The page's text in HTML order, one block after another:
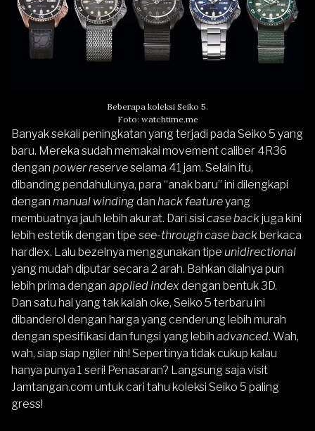
Beberapa koleksi Seiko 5.
Foto: watchtime.me
Banyak sekali peningkatan yang terjadi pada Seiko 5 yang
baru. Mereka sudah memakai movement caliber 4R36
dengan power reserveselama 41 jam. Selain itu,
dibanding pendahulunya, para “anak baru” ini dilengkapi
dengan manual windingdan hack featureyang
membuatnya jauh lebih akurat. Dari sisi case backjuga kini
lebih estetik dengan tipe see-through case backberkaca
hardlex. Lalu bezelnya menggunakan tipe unidirectional
yang mudah diputar secara 2 arah. Bahkan dialnya pun
lebih prima dengan applied indexdengan bentuk 3D.
Dan satu hal yang tak kalah oke, Seiko 5 terbaru ini
dibanderol dengan harga yang cenderung lebih murah
dengan spesifikasi dan fungsi yang lebih advanced. Wah,
wah, siap siap ngiler nih! Sepertinya tidak cukup kalau
hanya punya 1 seri! Penasaran? Langsung saja visit
Jamtangan.com untuk cari tahu koleksi Seiko 5 paling
gress!